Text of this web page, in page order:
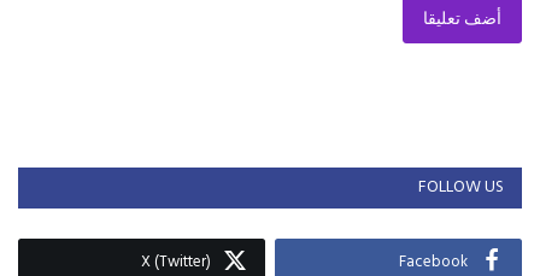
أضف تعليقا
FOLLOW US
Facebook
X (Twitter)